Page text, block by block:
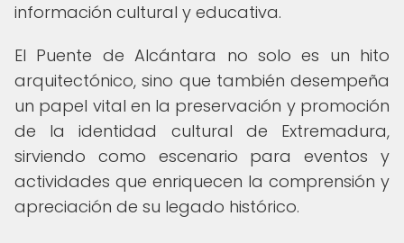
información cultural y educativa.
El Puente de Alcántara no solo es un hito
arquitectónico, sino que también desempeña
un papel vital en la preservación y promoción
de la identidad cultural de Extremadura,
sirviendo como escenario para eventos y
actividades que enriquecen la comprensión y
apreciación de su legado histórico.